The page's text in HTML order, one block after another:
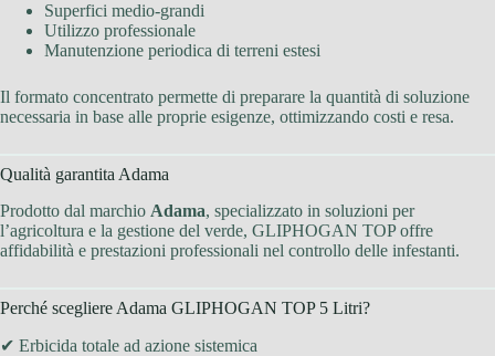
Superfici medio-grandi
Utilizzo professionale
Manutenzione periodica di terreni estesi
Il formato concentrato permette di preparare la quantità di soluzione
necessaria in base alle proprie esigenze, ottimizzando costi e resa.
Qualità garantita Adama
Prodotto dal marchio Adama, specializzato in soluzioni per
l’agricoltura e la gestione del verde, GLIPHOGAN TOP offre
affidabilità e prestazioni professionali nel controllo delle infestanti.
Perché scegliere Adama GLIPHOGAN TOP 5 Litri?
✔ Erbicida totale ad azione sistemica